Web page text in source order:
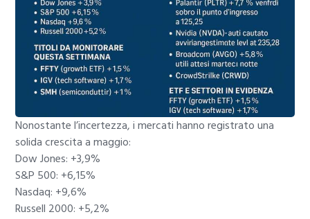
Nonostante l’incertezza, i mercati hanno registrato una
solida crescita a maggio:
Dow Jones: +3,9%
S&P 500: +6,15%
Nasdaq: +9,6%
Russell 2000: +5,2%